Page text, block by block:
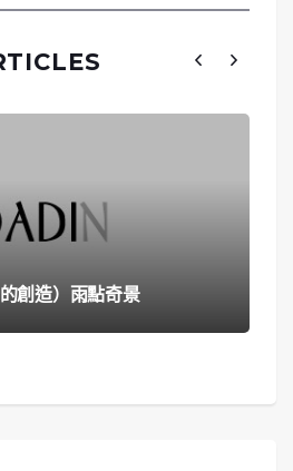
的創造）雨點奇景